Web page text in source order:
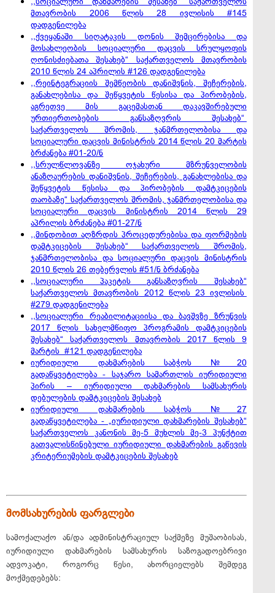
მთავრობის 2006 წლის 28 ივლისის #145
დადგენილება
,,ქვეყანაში სიღატაკის დონის შემცირებისა და
მოსახლეობის სოციალური დაცვის სრულყოფის
ღონისძიებათა შესახებ“ საქართველოს მთავრობის
2010 წლის 24 აპრილის #126 დადგენილება
,,რეინტეგრაციის შემწეობის დანიშვნის, შეჩერების,
განახლებისა და შეწყვეტის წესისა და პირობების,
აგრეთვე მის გაცემასთან დაკავშირებული
ურთიერთობების განსაზღვრის შესახებ“
საქართველოს შრომის, ჯანმრთელობისა და
სოციალური დაცვის მინისტრის 2014 წლის 20 მარტის
ბრძანება #01-20/ნ
,,სრულწლოვანზე ოჯახური მზრუნველობის
ანაზღაურების დანიშვნის, შეჩერების, განახლებისა და
შეწყვეტის წესისა და პირობების დამტკიცების
თაობაზე“ საქართველოს შრომის, ჯანმრთელობისა და
სოციალური დაცვის მინისტრის 2014 წლის 29
აპრილის ბრძანება #01-27/ნ
,,მინდობით აღზრდის პროცედურებისა და ფორმების
დამტკიცების შესახებ“ საქართველოს შრომის,
ჯანმრთელობისა და სოციალური დაცვის მინისტრის
2010 წლის 26 თებერვლის #51/ნ ბრძანება
,,სოციალური პაკეტის განსაზღვრის შესახებ“
საქართველოს მთავრობის 2012 წლის 23 ივლისის
#279 დადგენილება
,,სოციალური რეაბილიტაციისა და ბავშვზე ზრუნვის
2017 წლის სახელმწიფო პროგრამის დამტკიცების
შესახებ“ საქართველოს მთავრობის 2017 წლის 9
მარტის #121 დადგენილება
იურიდიული დახმარების საბჭოს №20
გადაწყვეტილება - საჯარო სამართლის იურიდიული
პირის – იურიდიული დახმარების სამსახურის
დებულების დამტკიცების შესახებ
იურიდიული დახმარების საბჭოს № 27
გადაწყვეტილება - „იურიდიული დახმარების შესახებ“
საქართველოს კანონის მე-5 მუხლის მე-3 პუნქტით
გათვალისწინებული იურიდიული დახმარების გაწევის
კრიტერიუმების დამტკიცების შესახებ
მომსახურების ფარგლები
სამოქალაქო ან/და ადმინისტრაციულ საქმეზე მუშაობისას,
იურიდიული დახმარების სამსახურის საზოგადოებრივი
ადვოკატი, როგორც წესი, ახორციელებს შემდეგ
მოქმედებებს: